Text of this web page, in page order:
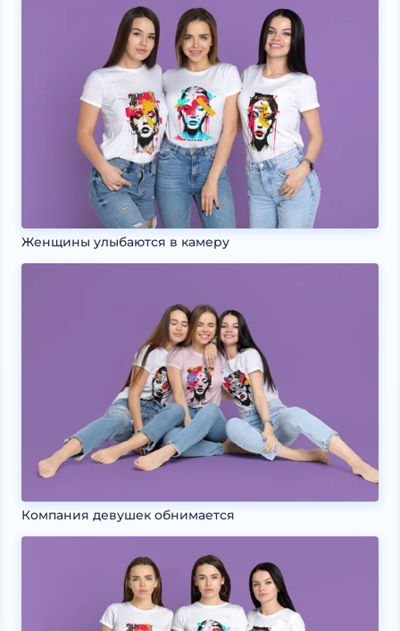
Женщины улыбаются в камеру
Компания девушек обнимается